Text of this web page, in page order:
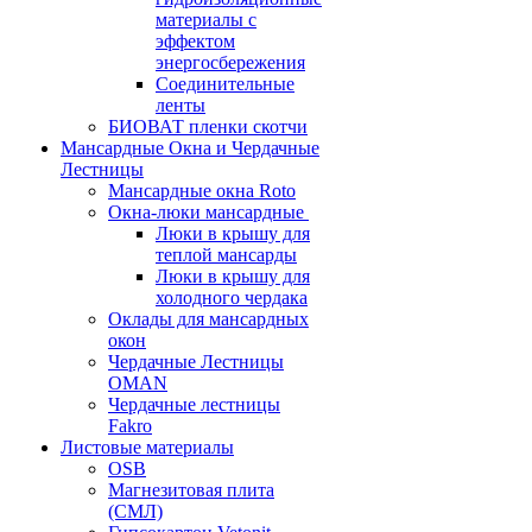
материалы с
эффектом
энергосбережения
Соединительные
ленты
БИОВАТ пленки скотчи
Мансардные Окна и Чердачные
Лестницы
Мансардные окна Roto
Окна-люки мансардные
Люки в крышу для
теплой мансарды
Люки в крышу для
холодного чердака
Оклады для мансардных
окон
Чердачные Лестницы
OMAN
Чердачные лестницы
Fakro
Листовые материалы
OSB
Магнезитовая плита
(СМЛ)